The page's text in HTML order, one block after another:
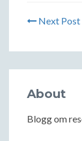
Next Post
About
Blogg om